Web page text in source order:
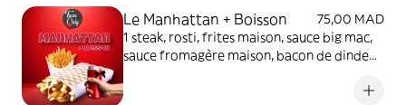
Le Manhattan + Boisson
75,00 MAD
1 steak, rosti, frites maison, sauce big mac,
sauce fromagère maison, bacon de dinde